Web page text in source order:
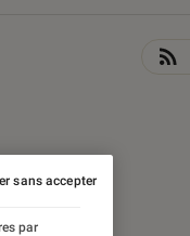
par
sans accepter